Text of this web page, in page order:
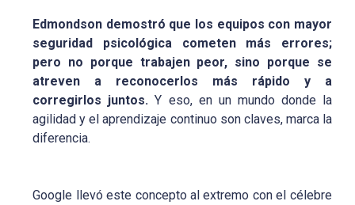
Edmondson demostró que los equipos con mayor
seguridad psicológica cometen más errores;
pero no porque trabajen peor, sino porque se
atreven a reconocerlos más rápido y a
corregirlos juntos. Y eso, en un mundo donde la
agilidad y el aprendizaje continuo son claves, marca la
diferencia.
Google llevó este concepto al extremo con el célebre